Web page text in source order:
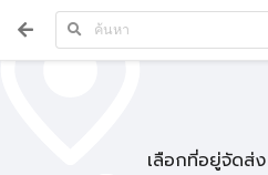
เลือกที่อยู่จัดส่ง